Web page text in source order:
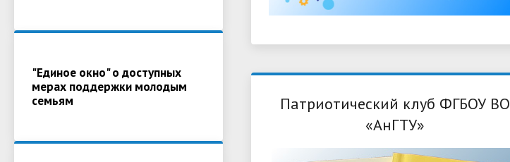
"Единое окно" о доступных
мерах поддержки молодым
семьям
Патриотический клуб ФГБОУ ВО
«АнГТУ»